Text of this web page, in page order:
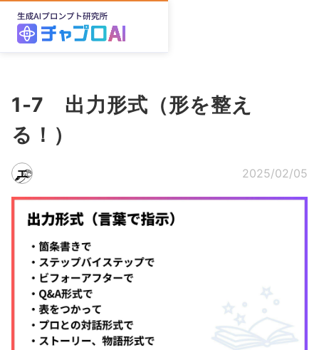
1-7 出力形式（形を整え
る！）
エ 2025/02/05